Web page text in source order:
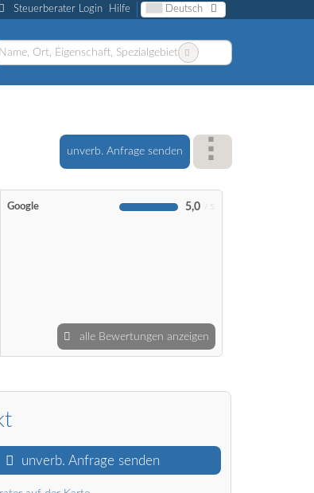
Steuerberater Login Hilfe Deutsch
unverb. Anfrage senden
Google 5,0
alle Bewertungen anzeigen
unverb. Anfrage senden